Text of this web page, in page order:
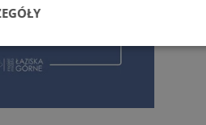
Wydajność Targetowanie
Niesklasyfikowane